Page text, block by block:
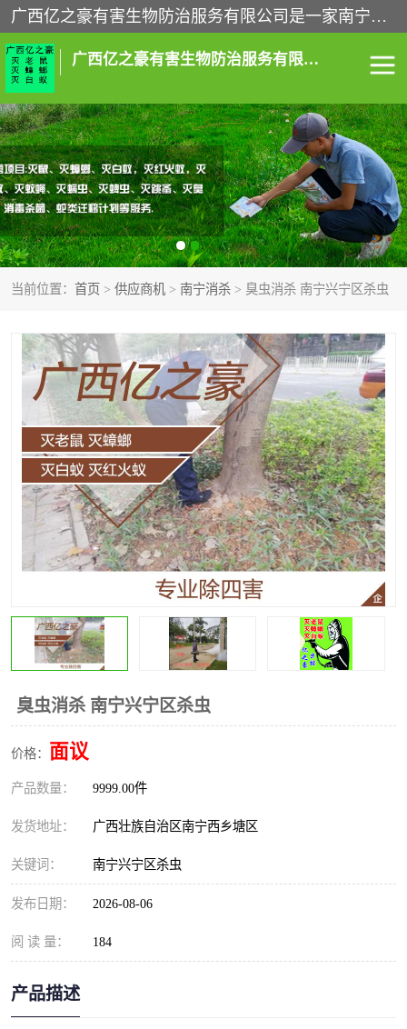
广西亿之豪有害生物防治服务有限公司是一家南宁灭鼠公司、灭蟑螂公司，南宁杀虫公司，南宁除虫公司，南宁灭跳蚤公司，南宁灭白蚁公司，南宁除四害公司,广西亿之豪有害生物防治服务有限公司专业灭蟑螂,除臭虫,其他害虫,服务上门,安全环保,售后保障,一次消杀，竭诚为您服务.
广西亿之豪有害生物防治服务有限公司
当前位置： 首页 > 供应商机 > 南宁消杀 > 臭虫消杀 南宁兴宁区杀虫
臭虫消杀 南宁兴宁区杀虫
价格： 面议
产品数量： 9999.00件
发货地址： 广西壮族自治区南宁西乡塘区
关键词： 南宁兴宁区杀虫
发布日期： 2026-08-06
阅 读 量： 184
产品描述
南宁灭白蚁 南宁灭老鼠
南宁灭蟑螂 南宁杀虫
南宁除四害 南宁消杀
南宁除虫公司